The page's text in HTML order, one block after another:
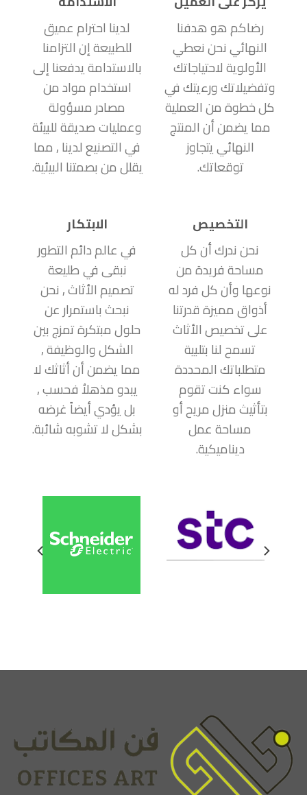
رضاكم هو هدفنا
النهائي نحن نعطي
الأولوية لاحتياجاتك
وتفضيلاتك ورءيتك في
كل خطوة من العملية
مما يضمن أن المنتج
النهائي يتجاوز
توقعاتك.
لدينا احترام عميق
للطبيعة إن التزامنا
بالاستدامة يدفعنا إلى
استخدام مواد من
مصادر مسؤولة
وعمليات صديقة للبيئة
في التصنيع لدينا , مما
يقلل من بصمتنا البيئية.
التخصيص
نحن ندرك أن كل
مساحة فريدة من
نوعها وأن كل فرد له
أذواق مميزة قدرتنا
على تخصيص الأثاث
تسمح لنا بتلبية
متطلباتك المحددة
سواء كنت تقوم
بتأثيث منزل مريح أو
مساحة عمل
ديناميكية.
الابتكار
في عالم دائم التطور
نبقى في طليعة
تصميم الأثاث , نحن
نبحث باستمرار عن
حلول مبتكرة تمزج بين
الشكل والوظيفة ,
مما يضمن أن أثاثك لا
يبدو مذهلاُ فحسب ,
بل يؤدي أيضاً غرضه
بشكل لا تشوبه شائبة.